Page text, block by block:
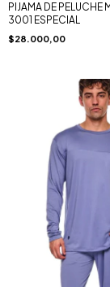
PIJAMA DE PELUCHE
3001 ESPECIAL
$28.000,00